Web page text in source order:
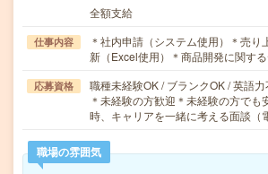
全額支給
仕事内容
＊社内申請（システム使用）＊売り
新（Excel使用）＊商品開発に関す
応募資格
職種未経験OK / ブランクOK / 英語
＊未経験の方歓迎＊未経験の方でも
時、キャリアを一緒に考える面談
職場の雰囲気